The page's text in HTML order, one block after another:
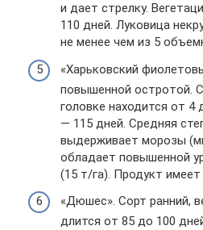
и дает стрелку.
110 дней. Луковица
не менее чем из 5
«Харьковский
повышенной остротой.
головке находится от 4
— 115 дней. Средняя
выдерживает морозы
обладает повышенной
(15 т/га). Продукт
«Дюшес». Сорт ранний,
длится от 85 до 100